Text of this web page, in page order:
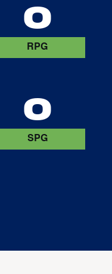
0
RPG
0
SPG